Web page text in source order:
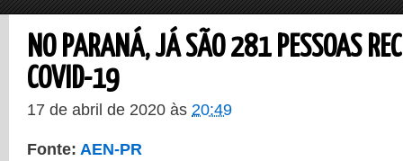
NO PARANÁ, JÁ SÃO 281 PESSOAS
COVID-19
17 de abril de 2020 às 20:49
Fonte: AEN-PR